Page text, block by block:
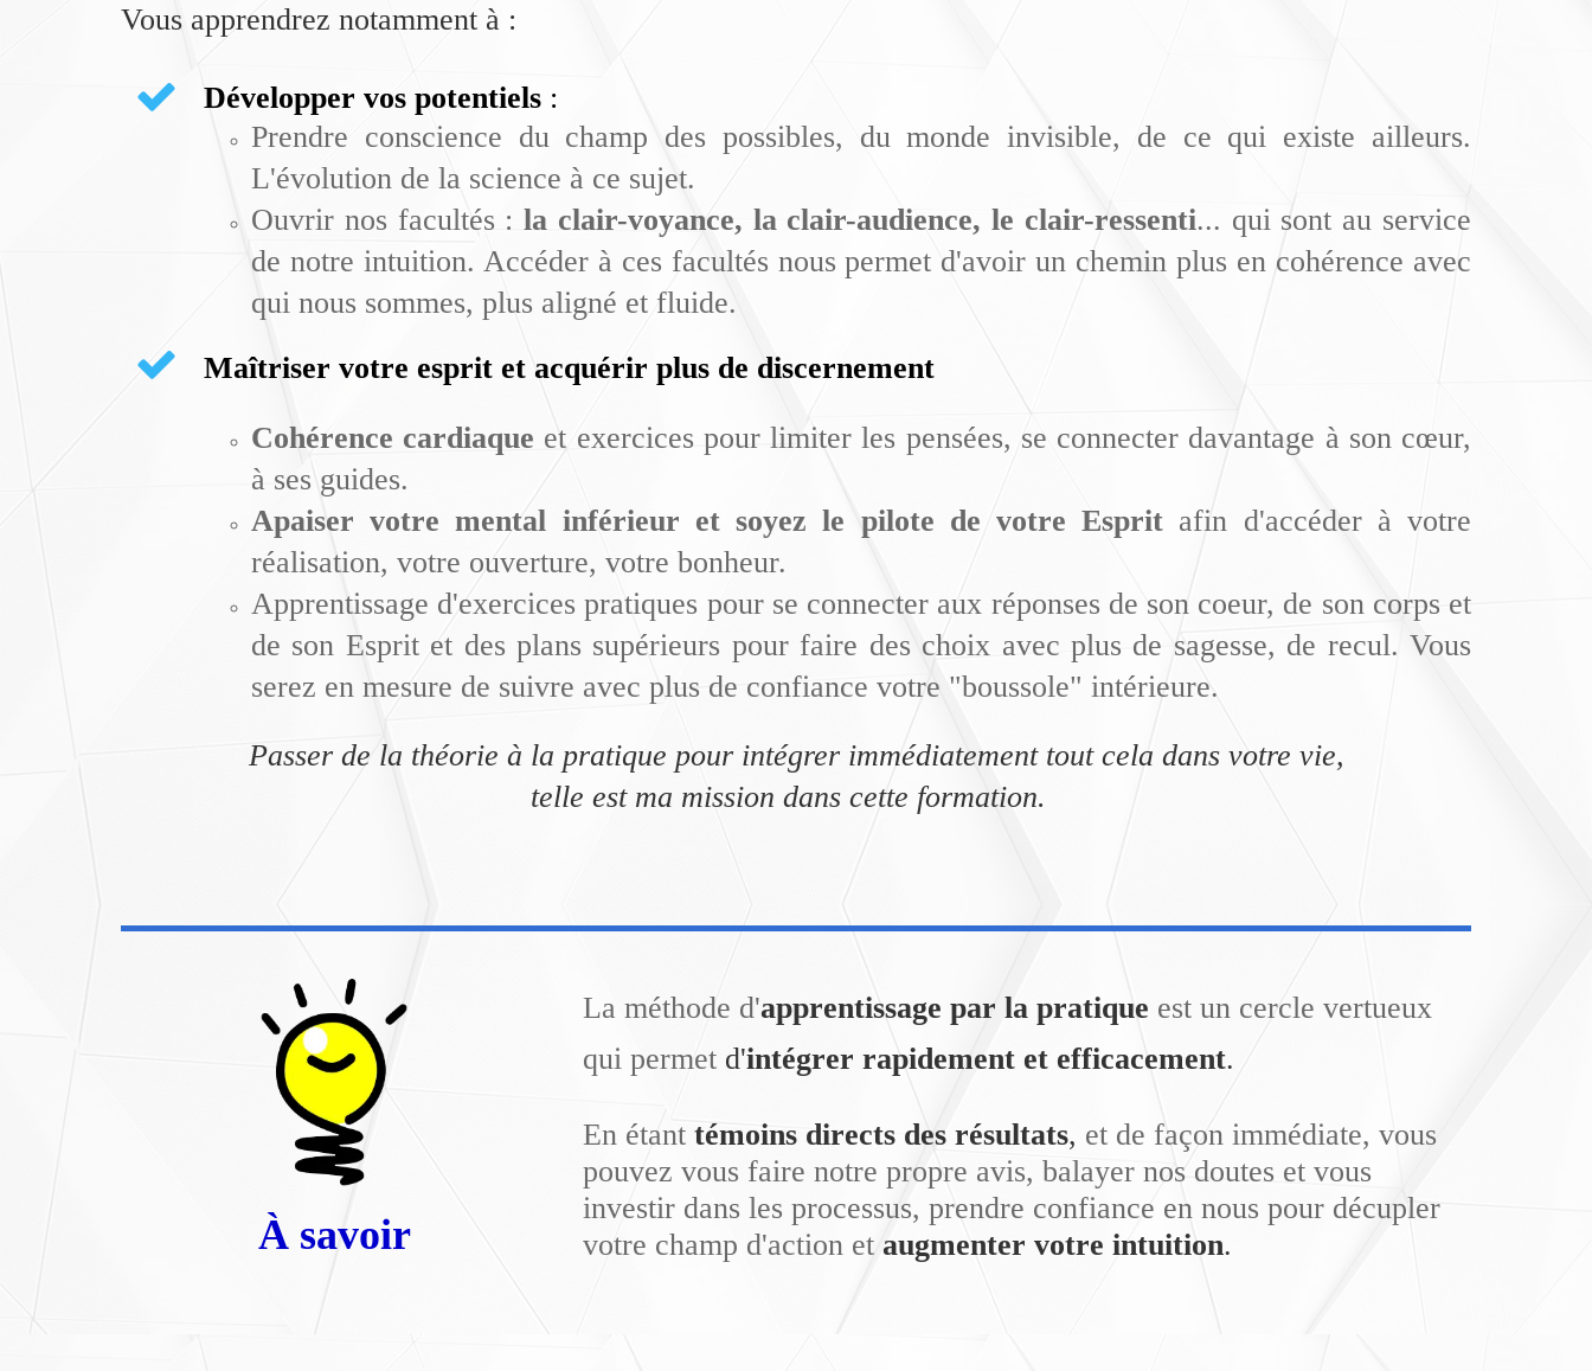
Vous apprendrez notamment à :
Développer vos potentiels :
Prendre conscience du champ des possibles, du monde invisible, de ce qui existe ailleurs.
L'évolution de la science à ce sujet.
Ouvrir nos facultés :la clair-voyance, la clair-audience, le clair-ressenti... qui sont au service
de notre intuition. Accéder à ces facultés nous permet d'avoir un chemin plus en cohérence avec
qui nous sommes, plus aligné et fluide.
Maîtriser votre esprit et acquérir plus de discernement
Cohérence cardiaque et exercices pour limiter les pensées, se connecter davantage à son cœur,
à ses guides.
Apaiser votre mental inférieur et soyez le pilote de votre Esprit afin d'accéder à votre
réalisation, votre ouverture, votre bonheur.
Apprentissage d'exercices pratiques pour se connecter aux réponses de son coeur, de son corps et
de son Esprit et des plans supérieurs pour faire des choix avec plus de sagesse, de recul. Vous
serez en mesure de suivre avec plus de confiance votre "boussole" intérieure.
Passer de la théorie à la pratique pour intégrer immédiatement tout cela dans votre vie,
telle est ma mission dans cette formation.
Àsavoir
La méthode d'apprentissage par la pratique est un cercle vertueux
qui permet d'intégrer rapidement et efficacement.
En étant témoins directs des résultats, et de façon immédiate, vous
pouvez vous faire notre propre avis, balayer nos doutes et vous
investir dans les processus, prendre confiance en nous pour décupler
votre champ d'action et augmenter votre intuition.